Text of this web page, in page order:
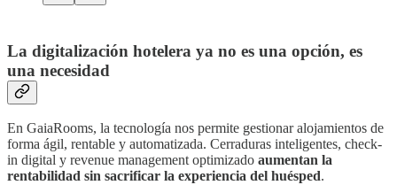
La digitalización hotelera ya no es una opción, es
una necesidad
En GaiaRooms, la tecnología nos permite gestionar alojamientos de
forma ágil, rentable y automatizada. Cerraduras inteligentes, check-
in digital y revenue management optimizado aumentan la
rentabilidad sin sacrificar la experiencia del huésped.